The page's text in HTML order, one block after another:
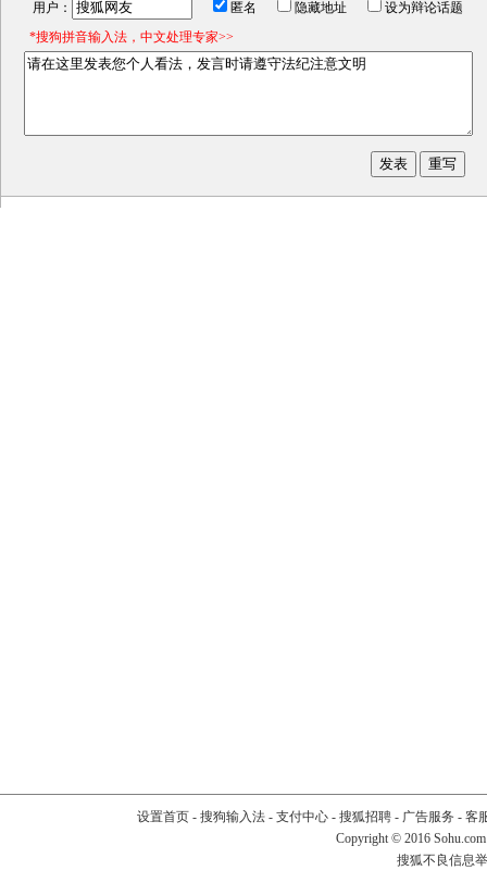
用户： 匿名 隐藏地址
设为辩论话题
*搜狗拼音输入法，中文处理专家>>
设置首页- 搜狗输入法- 支付中心- 搜狐招聘- 广告服务 - 客
Copyright © 2016
搜狐不良信息